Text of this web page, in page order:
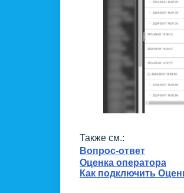
Также см.:
Вопрос-ответ
Оценка оператора
Как подключить